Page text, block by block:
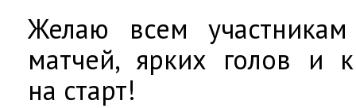
Желаю всем
матчей, ярких голов и
на старт!